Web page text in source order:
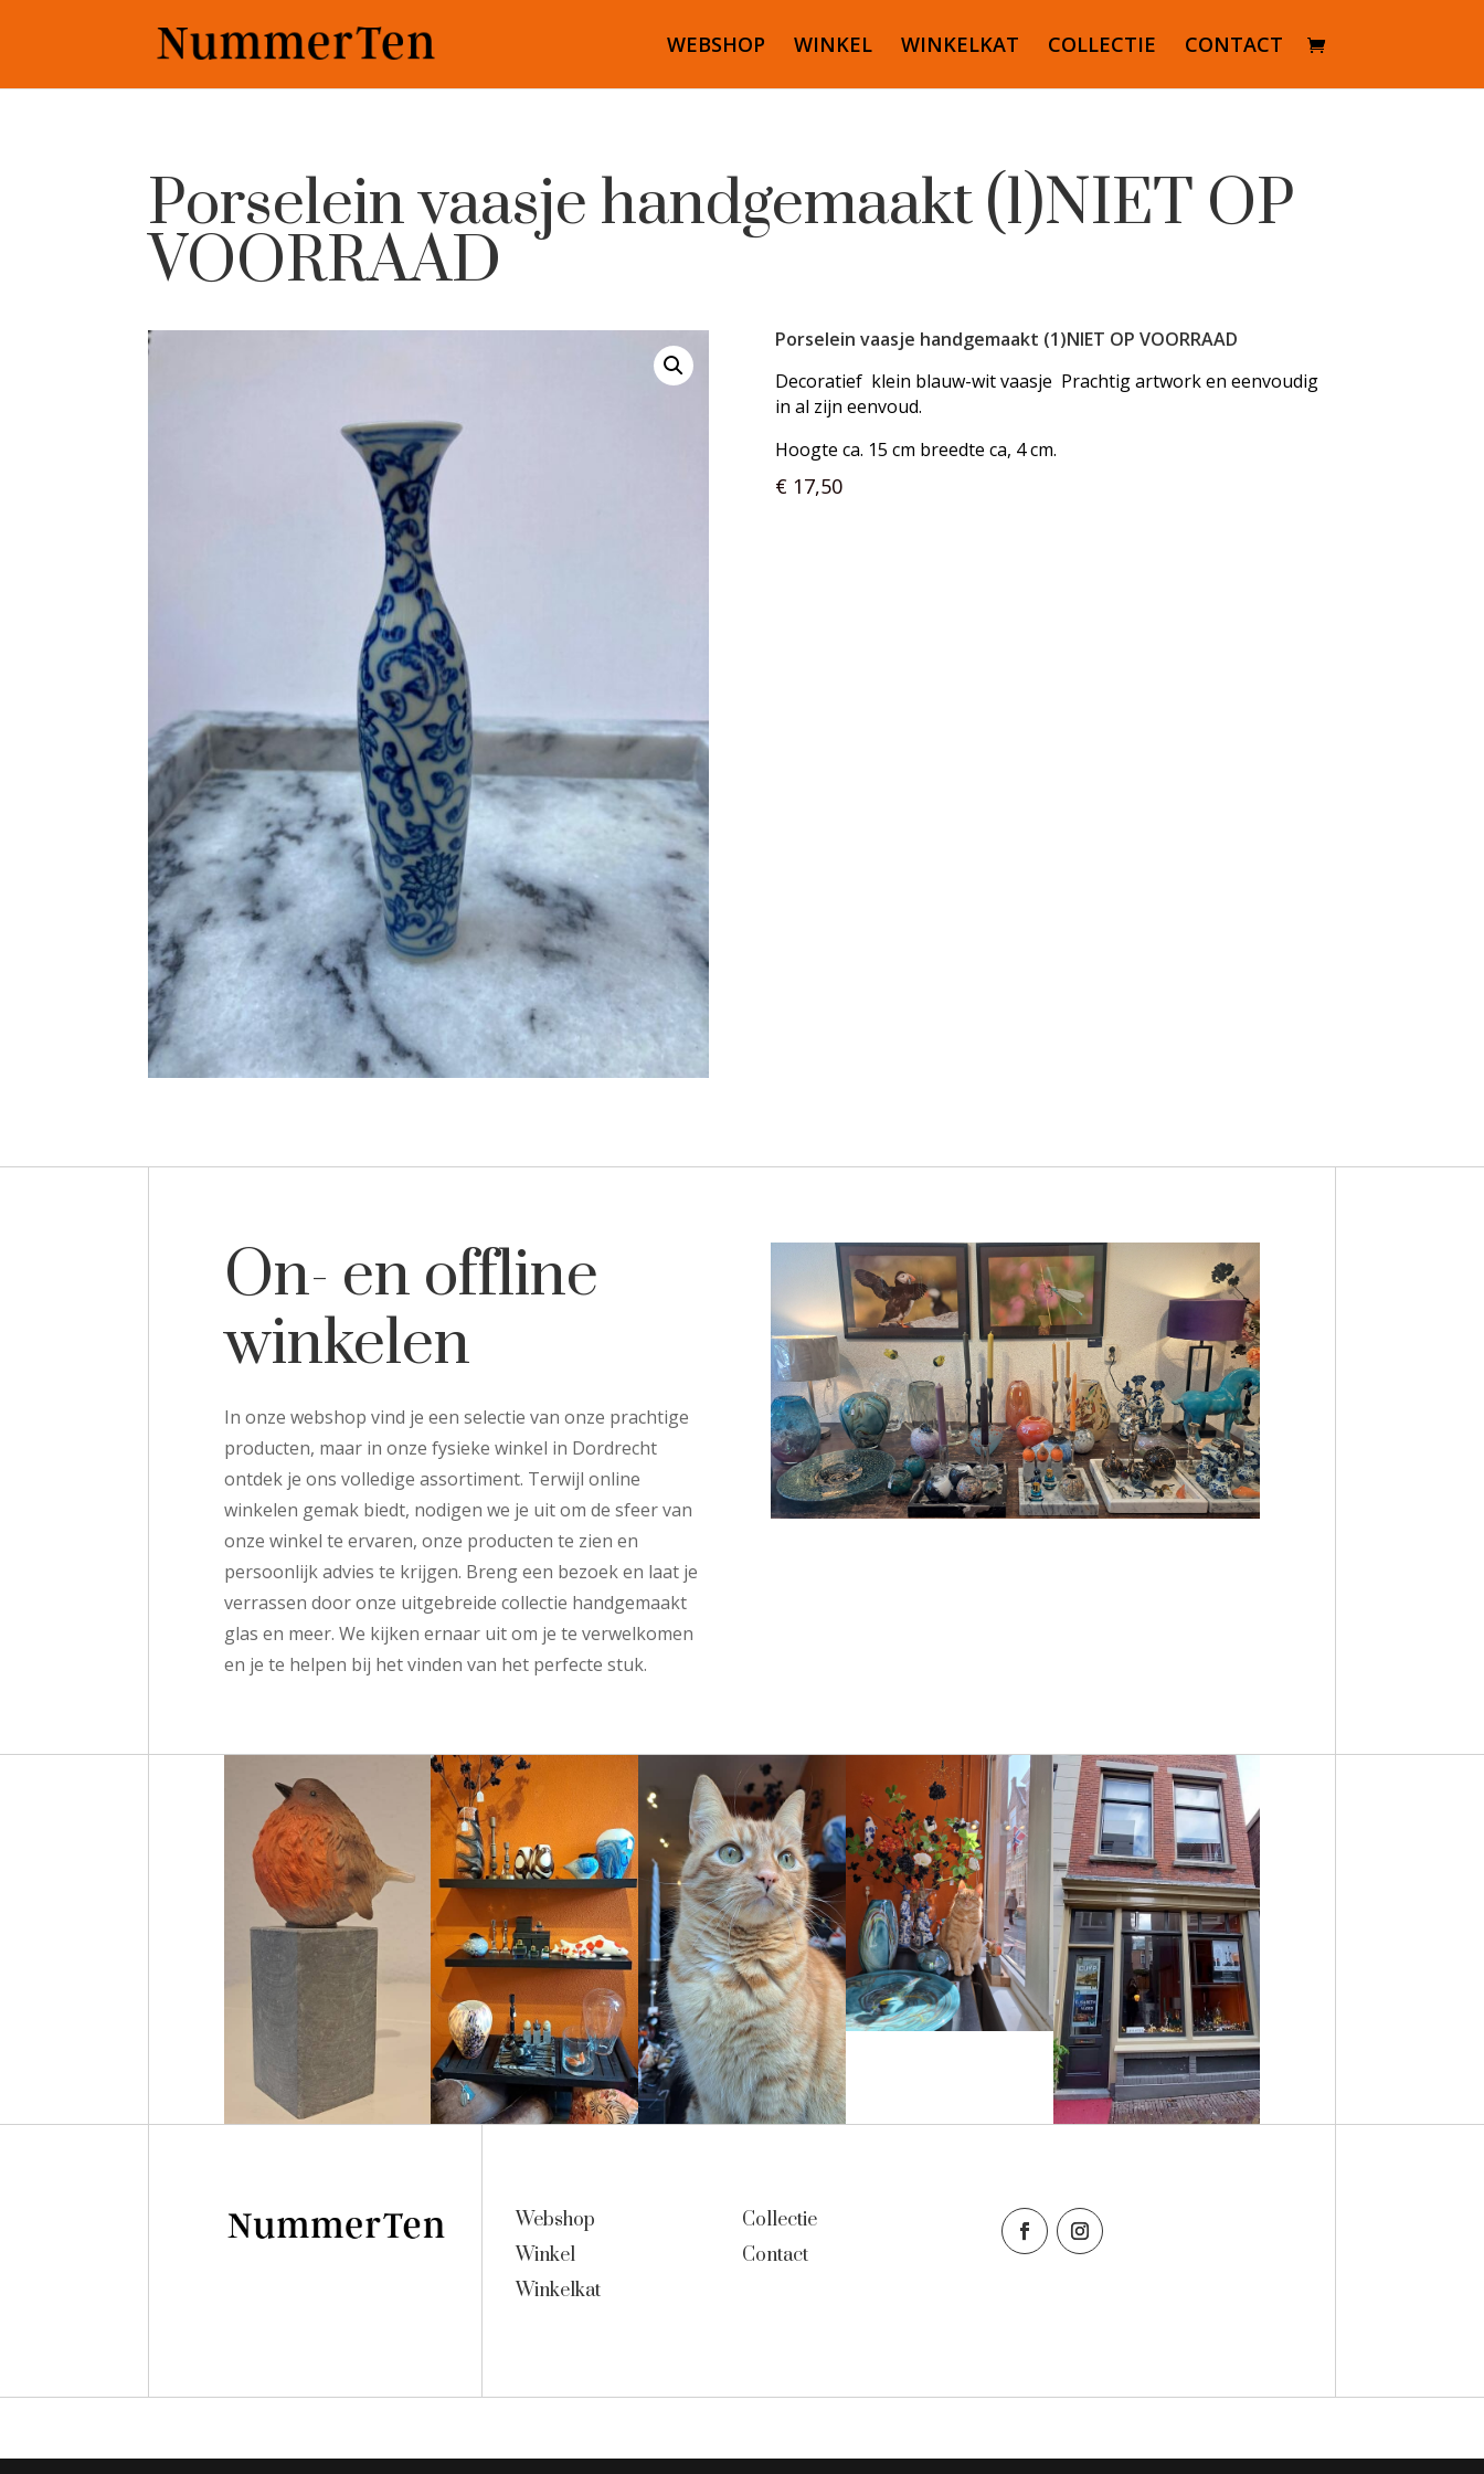
WEBSHOP WINKEL WINKELKAT COLLECTIE CONTACT
Porselein vaasje handgemaakt (1)NIET OP
VOORRAAD
Porselein vaasje handgemaakt (1)NIET OP VOORRAAD
Decoratief klein blauw-wit vaasje Prachtig artwork en eenvoudig
in al zijn eenvoud.
Hoogte ca. 15 cm breedte ca, 4 cm.
€17,50
On- en offline
winkelen
In onze webshop vind je een selectie van onze prachtige
producten, maar in onze fysieke winkel in Dordrecht
ontdek je ons volledige assortiment. Terwijl online
winkelen gemak biedt, nodigen we je uit om de sfeer van
onze winkel te ervaren, onze producten te zien en
persoonlijk advies te krijgen. Breng een bezoek en laat je
verrassen door onze uitgebreide collectie handgemaakt
glas en meer. We kijken ernaar uit om je te verwelkomen
en je te helpen bij het vinden van het perfecte stuk.
Webshop
Winkel
Winkelkat
Collectie
Contact